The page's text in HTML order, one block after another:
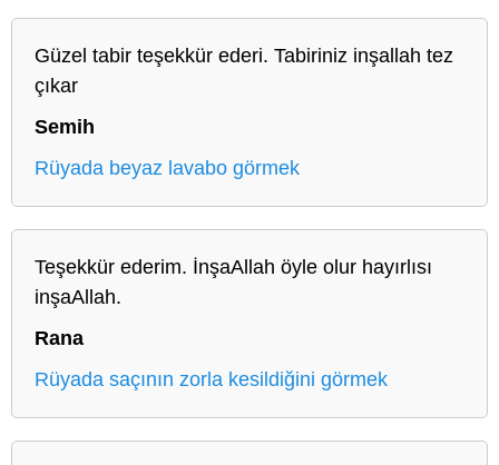
Güzel tabir teşekkür ederi. Tabiriniz inşallah tez
çıkar
Semih
Rüyada beyaz lavabo görmek
Teşekkür ederim. İnşaAllah öyle olur hayırlısı
inşaAllah.
Rana
Rüyada saçının zorla kesildiğini görmek